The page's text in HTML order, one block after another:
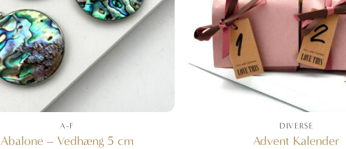
A-F
Abalone – Vedhæng 5 cm
DIVERSE
Advent Kalender